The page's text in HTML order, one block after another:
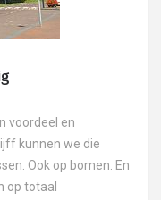
voordeel en
kunnen we die
Ook op bomen. En
op totaal